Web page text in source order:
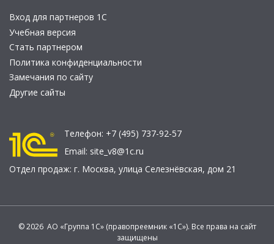
Вход для партнеров 1С
Учебная версия
Стать партнером
Политика конфиденциальности
Замечания по сайту
Другие сайты
Телефон: +7 (495) 737-92-57
Email: site_v8@1c.ru
Отдел продаж: г. Москва, улица Селезнёвская, дом 21
© 2026 АО «Группа 1С» (правопреемник «1С»). Все права на сайт
защищены